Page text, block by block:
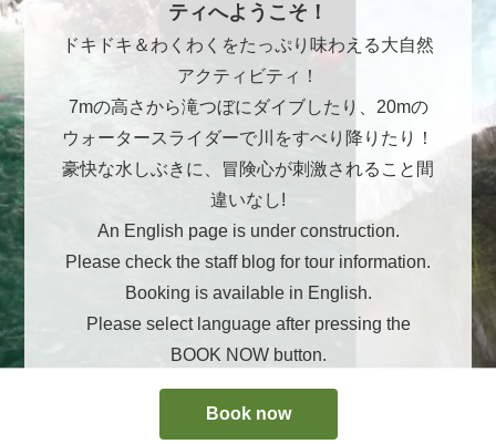
ティへようこそ！
ドキドキ＆わくわくをたっぷり味わえる大自然
アクティビティ！
7mの高さから滝つぼにダイブしたり、20mの
ウォータースライダーで川をすべり降りたり！
豪快な水しぶきに、冒険心が刺激されること間
違いなし!
An English page is under construction.
Please check the staff blog for tour information.
Booking is available in English.
Please select language after pressing the
BOOK NOW button.
Book now